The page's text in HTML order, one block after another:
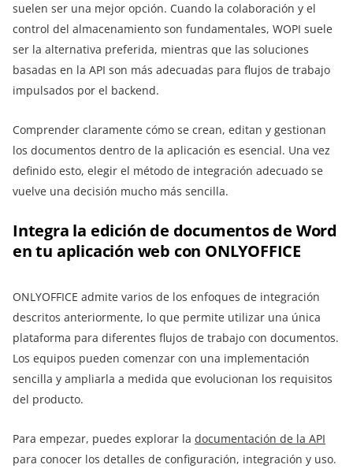
suelen ser una mejor opción. Cuando la colaboración y el
control del almacenamiento son fundamentales, WOPI suele
ser la alternativa preferida, mientras que las soluciones
basadas en la API son más adecuadas para flujos de trabajo
impulsados por el backend.
Comprender claramente cómo se crean, editan y gestionan
los documentos dentro de la aplicación es esencial. Una vez
definido esto, elegir el método de integración adecuado se
vuelve una decisión mucho más sencilla.
Integra la edición de documentos de Word
en tu aplicación web con ONLYOFFICE
ONLYOFFICE admite varios de los enfoques de integración
descritos anteriormente, lo que permite utilizar una única
plataforma para diferentes flujos de trabajo con documentos.
Los equipos pueden comenzar con una implementación
sencilla y ampliarla a medida que evolucionan los requisitos
del producto.
Para empezar, puedes explorar la documentación de la API
para conocer los detalles de configuración, integración y uso.